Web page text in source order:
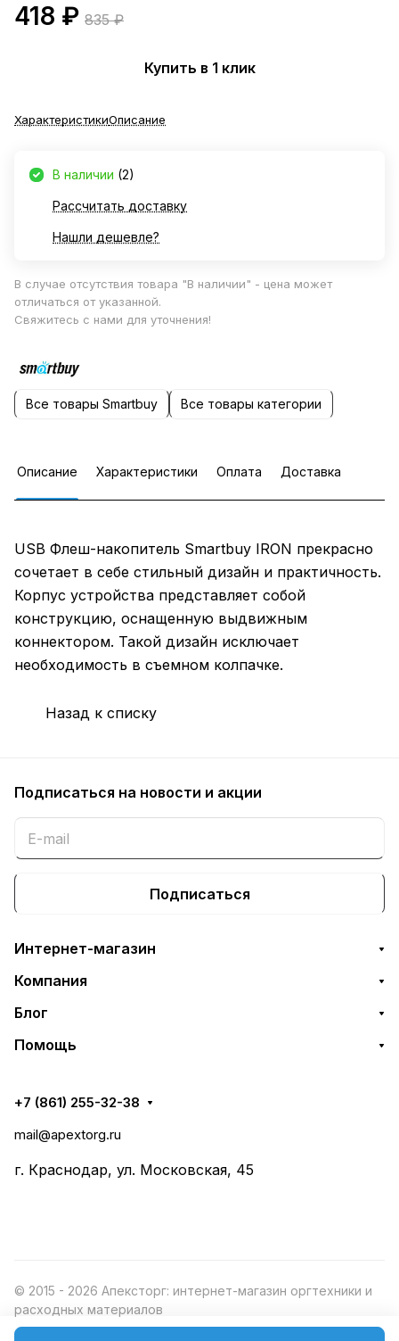
418 ₽ 835 ₽
Купить в 1 клик
ХарактеристикиОписание
В наличии (2)
Рассчитать доставку
Нашли дешевле?
В случае отсутствия товара "В наличии" - цена может
отличаться от указанной.
Свяжитесь с нами для уточнения!
Все товары Smartbuy Все товары категории
Описание Характеристики Оплата Доставка
USB Флеш-накопитель Smartbuy IRON прекрасно
сочетает в себе стильный дизайн и практичность.
Корпус устройства представляет собой
конструкцию, оснащенную выдвижным
коннектором. Такой дизайн исключает
необходимость в съемном колпачке.
Назад к списку
Подписаться на новости и акции
Подписаться
Интернет-магазин
Компания
Блог
Помощь
+7 (861) 255-32-38
mail@apextorg.ru
г. Краснодар, ул. Московская, 45
© 2015 - 2026 Апексторг: интернет-магазин оргтехники и
расходных материалов